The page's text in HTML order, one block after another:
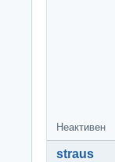
Неактивен
straus